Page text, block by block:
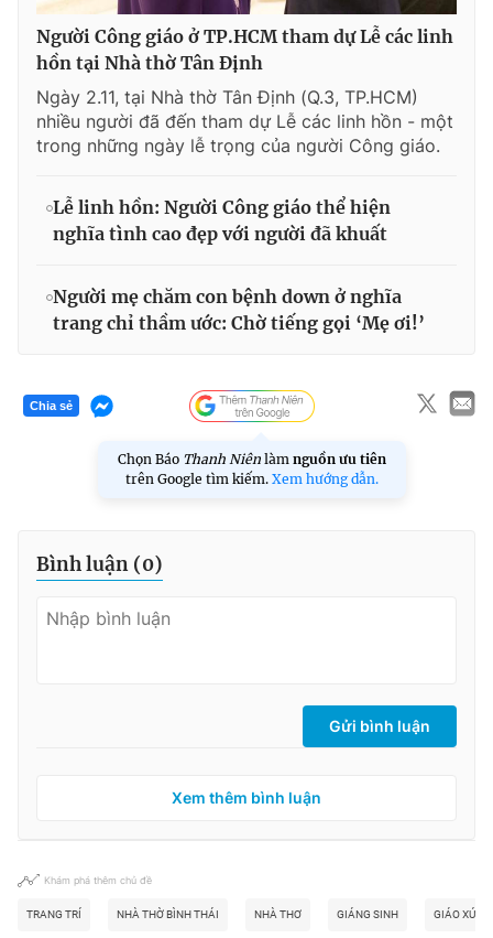
Người Công giáo ở TP.HCM tham dự Lễ các linh
hồn tại Nhà thờ Tân Định
Ngày 2.11, tại Nhà thờ Tân Định (Q.3, TP.HCM)
nhiều người đã đến tham dự Lễ các linh hồn - một
trong những ngày lễ trọng của người Công giáo.
Lễ linh hồn: Người Công giáo thể hiện
nghĩa tình cao đẹp với người đã khuất
Người mẹ chăm con bệnh down ở nghĩa
trang chỉ thầm ước: Chờ tiếng gọi ‘Mẹ ơi!’
Chia sẻ
Chọn Báo Thanh Niên làm nguồn ưu tiên
trên Google tìm kiếm. Xem hướng dẫn.
Bình luận (0)
Gửi bình luận
Xem thêm bình luận
Khám phá thêm chủ đề
TRANG TRÍ NHÀ THỜ BÌNH THÁI NHÀ THƠ GIÁNG SINH GIÁO XỨ